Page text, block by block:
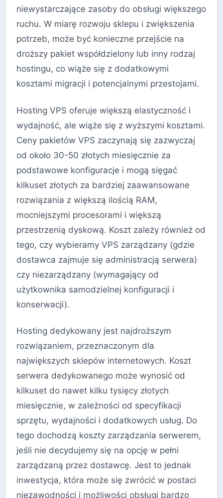
niewystarczające zasoby do obsługi większego
ruchu. W miarę rozwoju sklepu i zwiększenia
potrzeb, może być konieczne przejście na
droższy pakiet współdzielony lub inny rodzaj
hostingu, co wiąże się z dodatkowymi
kosztami migracji i potencjalnymi przestojami.
Hosting VPS oferuje większą elastyczność i
wydajność, ale wiąże się z wyższymi kosztami.
Ceny pakietów VPS zaczynają się zazwyczaj
od około 30-50 złotych miesięcznie za
podstawowe konfiguracje i mogą sięgać
kilkuset złotych za bardziej zaawansowane
rozwiązania z większą ilością RAM,
mocniejszymi procesorami i większą
przestrzenią dyskową. Koszt zależy również od
tego, czy wybieramy VPS zarządzany (gdzie
dostawca zajmuje się administracją serwera)
czy niezarządzany (wymagający od
użytkownika samodzielnej konfiguracji i
konserwacji).
Hosting dedykowany jest najdroższym
rozwiązaniem, przeznaczonym dla
największych sklepów internetowych. Koszt
serwera dedykowanego może wynosić od
kilkuset do nawet kilku tysięcy złotych
miesięcznie, w zależności od specyfikacji
sprzętu, wydajności i dodatkowych usług. Do
tego dochodzą koszty zarządzania serwerem,
jeśli nie decydujemy się na opcję w pełni
zarządzaną przez dostawcę. Jest to jednak
inwestycja, która może się zwrócić w postaci
niezawodności i możliwości obsługi bardzo